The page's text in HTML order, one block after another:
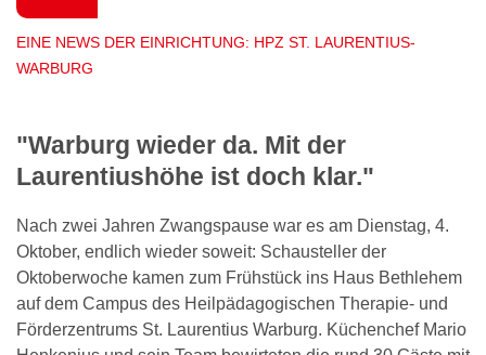
EINE NEWS DER EINRICHTUNG: HPZ ST. LAURENTIUS-
WARBURG
"Warburg wieder da. Mit der
Laurentiushöhe ist doch klar."
Nach zwei Jahren Zwangspause war es am Dienstag, 4.
Oktober, endlich wieder soweit: Schausteller der
Oktoberwoche kamen zum Frühstück ins Haus Bethlehem
auf dem Campus des Heilpädagogischen Therapie- und
Förderzentrums St. Laurentius Warburg. Küchenchef Mario